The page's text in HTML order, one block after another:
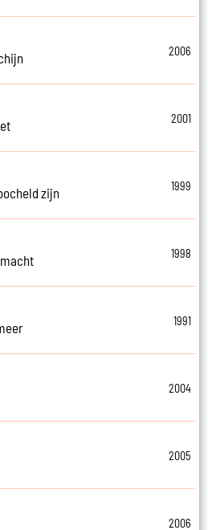
2006
2001
zijn
1999
1998
1991
2004
2005
2006